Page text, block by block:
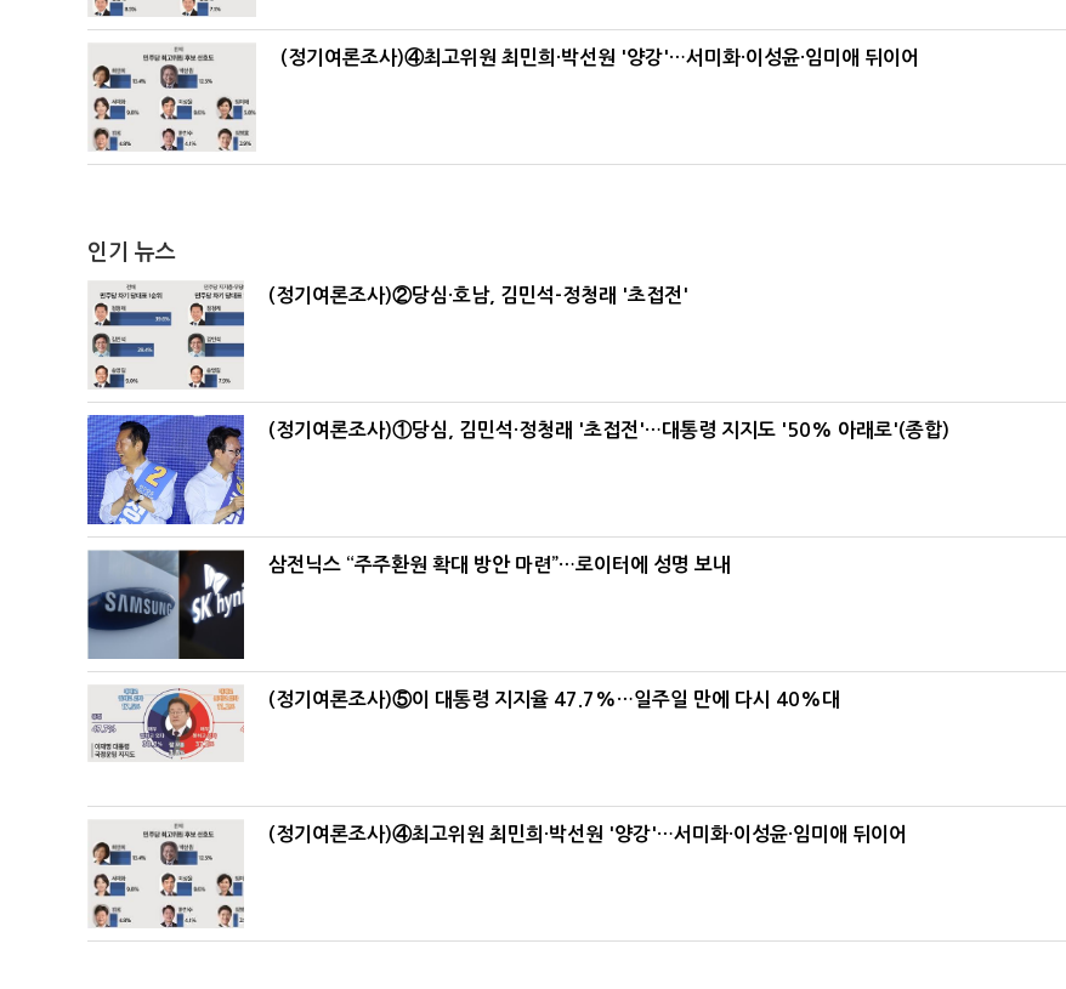
(정기여론조사)④최고위원 최민희·박선원 '양강'…서미화·이성윤·임미애 뒤이어
인기 뉴스
(정기여론조사)②당심·호남, 김민석-정청래 '초접전'
(정기여론조사)①당심, 김민석·정청래 '초접전'…대통령 지지도 '50% 아래로'(종합)
삼전닉스 “주주환원 확대 방안 마련”…로이터에 성명 보내
(정기여론조사)⑤이 대통령 지지율 47.7%…일주일 만에 다시 40%대
(정기여론조사)④최고위원 최민희·박선원 '양강'…서미화·이성윤·임미애 뒤이어